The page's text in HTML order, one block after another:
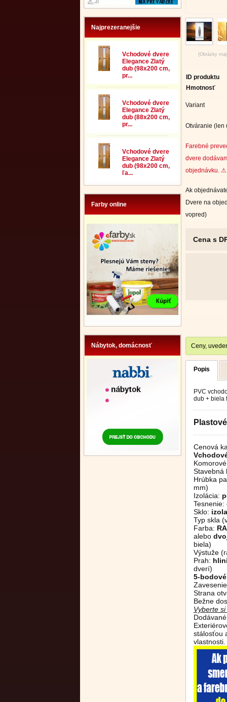
Najprezeranejšie
Vchodové dvere
Elegance Zlatý
dub (98x200 cm,
pr...
Vchodové dvere
Elegance Zlatý
dub (88x200 cm,
pr...
Vchodové dvere
Elegance Zlatý
dub (98x200 cm,
ľa...
Farby online
Nábytok, domácnosť
(Obrázky
ID produktu
Hmotnosť
Variant
Otváranie (len
Farebné
dvere
objednávku. ⚠
Ak
Dvere na
vopred)
Cena s
Ceny,
Popis
PVC
dub + biela
Cenová
Stavebná
Hrúbka
mm)
Izolácia:
Tesnenie:
Sklo:
Typ skla
Farba:
alebo
biela)
Výstuže
Prah:
dverí)
5-
Strana
Bežne
Vyberte
stálosťou
vlastnosti.